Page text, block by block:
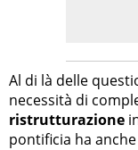
Al di là delle
necessità di
ristrutturazione
pontificia ha